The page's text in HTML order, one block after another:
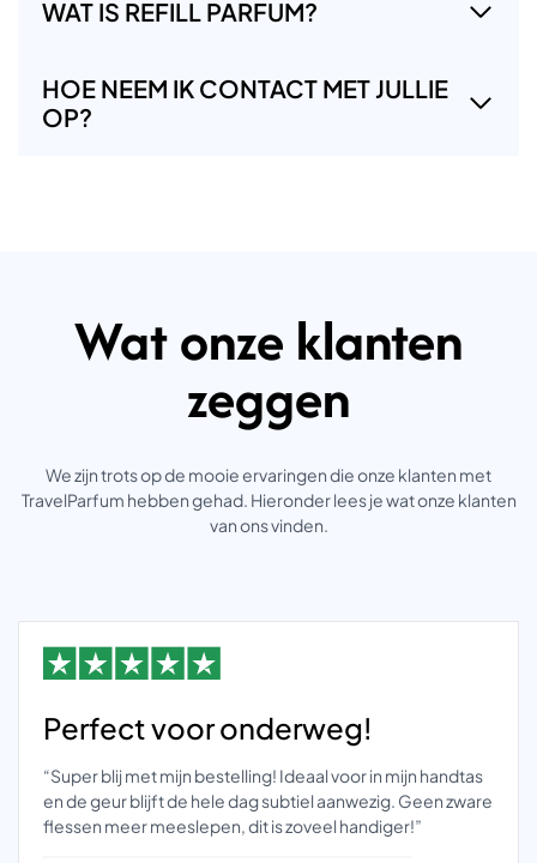
WAT IS REFILL PARFUM?
HOE NEEM IK CONTACT MET JULLIE
OP?
Wat onze klanten
zeggen
We zijn trots op de mooie ervaringen die onze klanten met
TravelParfum hebben gehad. Hieronder lees je wat onze klanten
van ons vinden.
Perfect voor onderweg!
“Super blij met mijn bestelling! Ideaal voor in mijn handtas
en de geur blijft de hele dag subtiel aanwezig. Geen zware
flessen meer meeslepen, dit is zoveel handiger!”